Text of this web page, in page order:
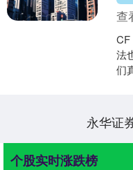
查
CF
法
们
永华证
个股实时涨跌榜